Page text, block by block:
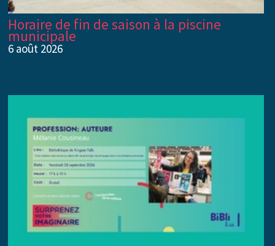
Horaire de fin de saison à la piscine
municipale
6 août 2026